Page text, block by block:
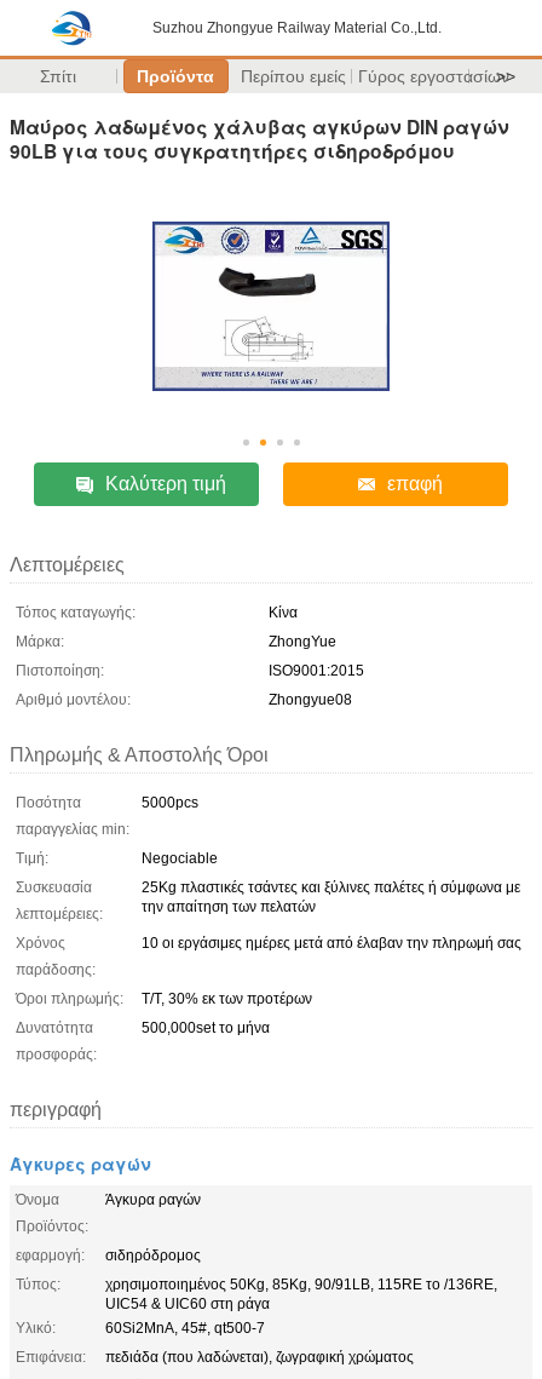
Suzhou Zhongyue Railway Material Co.,Ltd.
Σπίτι Προϊόντα Περίπου εμείς Γύρος εργοστασίων
>>
Μαύρος λαδωμένος χάλυβας αγκύρων DIN ραγών
90LB για τους συγκρατητήρες σιδηροδρόμου
Καλύτερη τιμή επαφή
Λεπτομέρειες
Τόπος καταγωγής:
Κίνα
Μάρκα:
ZhongYue
Πιστοποίηση:
ISO9001:2015
Αριθμό μοντέλου:
Zhongyue08
Πληρωμής & Αποστολής Όροι
Ποσότητα
παραγγελίας min:
5000pcs
Τιμή:
Negociable
Συσκευασία
λεπτομέρειες:
25Kg πλαστικές τσάντες και ξύλινες παλέτες ή σύμφωνα με
την απαίτηση των πελατών
Χρόνος
παράδοσης:
10 οι εργάσιμες ημέρες μετά από έλαβαν την πληρωμή σας
Όροι πληρωμής:
T/T, 30% εκ των προτέρων
Δυνατότητα
προσφοράς:
500,000set το μήνα
περιγραφή
Άγκυρες ραγών
Όνομα
Προϊόντος:
Άγκυρα ραγών
εφαρμογή:
σιδηρόδρομος
Τύπος:
χρησιμοποιημένος 50Kg, 85Kg, 90/91LB, 115RE το /136RE,
UIC54 & UIC60 στη ράγα
Υλικό:
60Si2MnA, 45#, qt500-7
Επιφάνεια:
πεδιάδα (που λαδώνεται), ζωγραφική χρώματος